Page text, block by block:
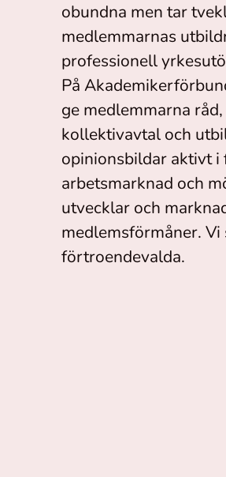
obundna men tar
medlemmarnas
professionell
På
ge medlemmarna
kollektivavtal och
opinionsbildar aktivt i
arbetsmarknad och
utvecklar och
medlemsförmåner.
förtroendevalda.